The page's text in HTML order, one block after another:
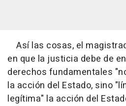
Así las cosas, el
en que la justicia debe de
derechos fundamentales
la acción del Estado, sino
legítima" la acción del